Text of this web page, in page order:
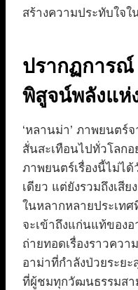
สร้างความประทับใจใ
ปรากฏการณ์
พิสูจน์พลังแห่
‘หลานม่า’ ภาพยนตร์
สั่นสะเทือนไปทั่วโลกอ
ภาพยนตร์เรื่องนี้ไม่ได้
เดียว แต่ยังรวมถึงเสี
ในหลากหลายประเท
จะเข้าถึงแก่นแท้ของ
ถ่ายทอดเรื่องราวคว
อาม่าที่กำลังป่วยระยะ
ที่ผู้ชมทุกวัฒนธรรมสา